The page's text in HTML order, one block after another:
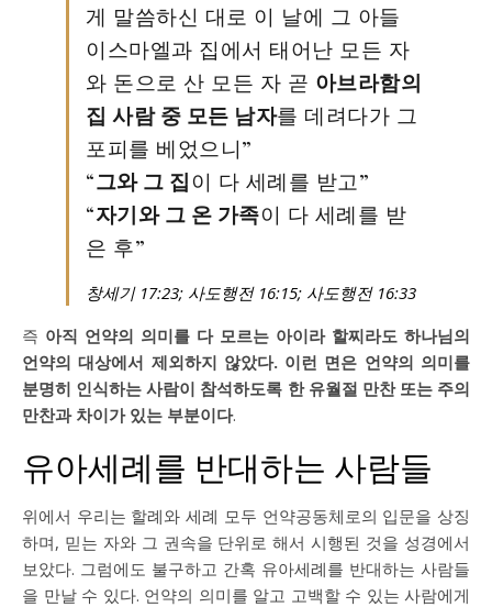
게 말씀하신 대로 이 날에 그 아들
이스마엘과 집에서 태어난 모든 자
와 돈으로 산 모든 자 곧 아브라함의
집 사람 중 모든 남자를 데려다가 그
포피를 베었으니”
“그와 그 집이 다 세례를 받고”
“자기와 그 온 가족이 다 세례를 받
은 후”
창세기 17:23; 사도행전 16:15; 사도행전 16:33
즉 아직 언약의 의미를 다 모르는 아이라 할찌라도 하나님의
언약의 대상에서 제외하지 않았다. 이런 면은 언약의 의미를
분명히 인식하는 사람이 참석하도록 한 유월절 만찬 또는 주의
만찬과 차이가 있는 부분이다.
유아세례를 반대하는 사람들
위에서 우리는 할례와 세례 모두 언약공동체로의 입문을 상징
하며, 믿는 자와 그 권속을 단위로 해서 시행된 것을 성경에서
보았다. 그럼에도 불구하고 간혹 유아세례를 반대하는 사람들
을 만날 수 있다. 언약의 의미를 알고 고백할 수 있는 사람에게